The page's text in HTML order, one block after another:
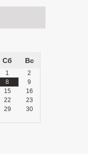
Сб Вс
1
2
8
9
15
16
22
23
29
30